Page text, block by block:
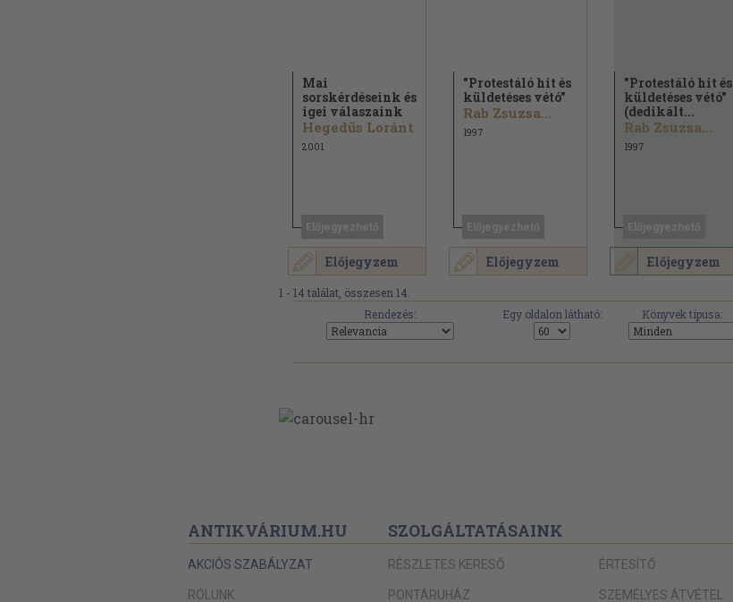
Előjegyzem
Mai
sorskérdéseink és
igei válaszaink
Hegedűs Loránt
2001
Előjegyzem
"Protestáló hit és
küldetéses vétó"
Rab Zsuzsa...
1997
Előjegyzem
"Protestáló hit és
küldetéses vétó"
(dedikált...
Rab Zsuzsa...
1997
1 - 14 találat, összesen 14.
Rendezés:
Egy oldalon látható: Könyvek típusa:
ANTIKVÁRIUM.HU
AKCIÓS SZABÁLYZAT
RÓLUNK
SZOLGÁLTATÁSAINK
RÉSZLETES KERESŐ
PONTÁRUHÁZ
ÉRTESÍTŐ
SZEMÉLYES ÁTVÉTEL